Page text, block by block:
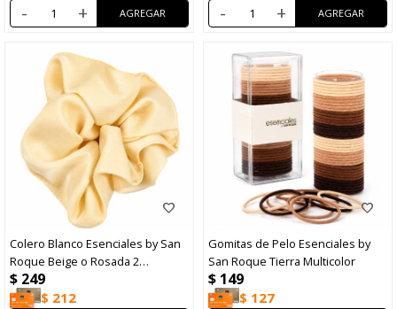
- + - +
Colero Blanco Esenciales by San
Roque Beige o Rosada 2
Unidades
$ 249
$ 212
Gomitas de Pelo Esenciales by
San Roque Tierra Multicolor
$ 149
$ 127